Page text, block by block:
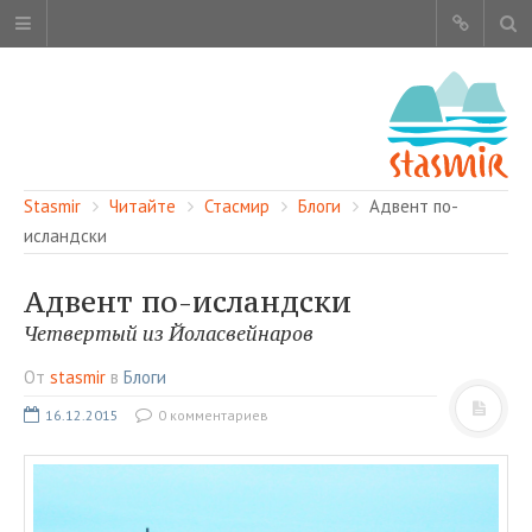
ОБ ЭТОМ САЙТЕ
ЧИТАЙТЕ
СМОТРИТЕ
Stasmir Читайте Стасмир Блоги
Адвент по-
исландски
Адвент по-исландски
Четвертый из Йоласвейнаров
От stasmir в Блоги
16.12.2015 0 комментариев